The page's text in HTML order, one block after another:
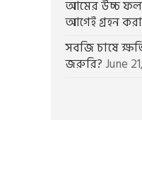
আমের উচ্চ ফলন
আগেই গ্রহন
সবজি চাষে
জরুরি?June